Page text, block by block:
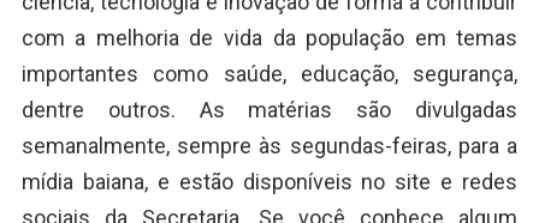
com a melhoria de vida da população em temas
importantes como saúde, educação, segurança,
dentre outros. As matérias são divulgadas
semanalmente, sempre às segundas-feiras, para a
mídia baiana, e estão disponíveis no site e redes
sociais da Secretaria. Se você conhece algum